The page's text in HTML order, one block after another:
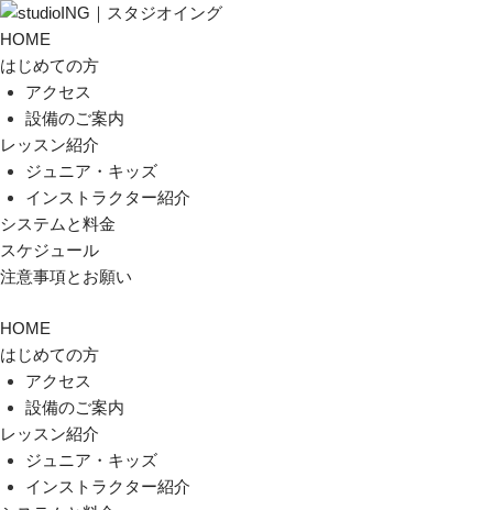
HOME
はじめての方
アクセス
設備のご案内
レッスン紹介
ジュニア・キッズ
インストラクター紹介
システムと料金
スケジュール
注意事項とお願い
HOME
はじめての方
アクセス
設備のご案内
レッスン紹介
ジュニア・キッズ
インストラクター紹介